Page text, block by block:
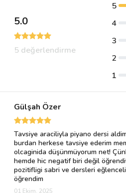
5.0
5 değerlendirme
5
4
3
2
1
Gülşah Özer
Tavsiye araciliyla piyano dersi
burdan herkese tavsiye ederim
olcaginida düşünmüyorum net!
hemde hic negatif biri değil
pozitifligi sabri ve dersleri
öğrendim
01 Ekim, 2025